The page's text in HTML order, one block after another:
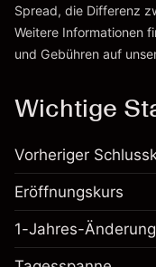
Zur Plattform
Spread, die Differenz
Weitere Informationen
und Gebühren auf
Wichtige
Vorheriger
Eröffnungskurs
1-Jahres-Änderung